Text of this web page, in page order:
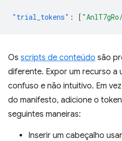
"trial_tokens" : [
Os scripts de conteúdo são
diferente. Expor um recurso a
confuso e não intuitivo. Em
do manifesto, adicione o
seguintes maneiras:
Inserir um cabeçalho